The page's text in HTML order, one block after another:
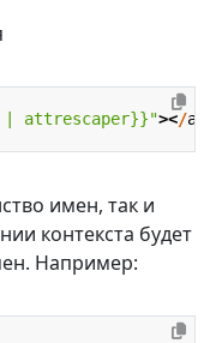
attrescaper}}"></a
имен, так и
контекста будет
Например: